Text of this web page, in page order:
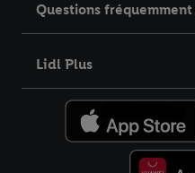
Questions fréquemment
Lidl Plus